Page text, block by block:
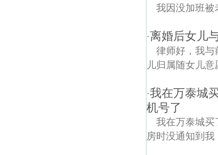
我因没加班被
·离婚后女儿
律师好，我与
儿归属随女儿
·我在万泰城
机号了
我在万泰城买
房时没通知到